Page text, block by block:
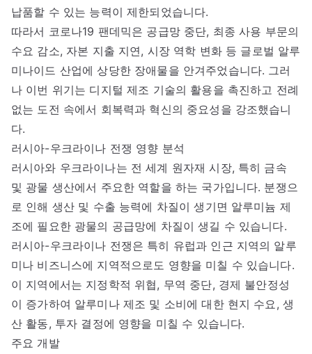
납품할 수 있는 능력이 제한되었습니다.
따라서 코로나19 팬데믹은 공급망 중단, 최종 사용 부문의
수요 감소, 자본 지출 지연, 시장 역학 변화 등 글로벌 알루
미나이드 산업에 상당한 장애물을 안겨주었습니다. 그러
나 이번 위기는 디지털 제조 기술의 활용을 촉진하고 전례
없는 도전 속에서 회복력과 혁신의 중요성을 강조했습니
다.
러시아-우크라이나 전쟁 영향 분석
러시아와 우크라이나는 전 세계 원자재 시장, 특히 금속
및 광물 생산에서 주요한 역할을 하는 국가입니다. 분쟁으
로 인해 생산 및 수출 능력에 차질이 생기면 알루미늄 제
조에 필요한 광물의 공급망에 차질이 생길 수 있습니다.
러시아-우크라이나 전쟁은 특히 유럽과 인근 지역의 알루
미나 비즈니스에 지역적으로도 영향을 미칠 수 있습니다.
이 지역에서는 지정학적 위협, 무역 중단, 경제 불안정성
이 증가하여 알루미나 제조 및 소비에 대한 현지 수요, 생
산 활동, 투자 결정에 영향을 미칠 수 있습니다.
주요 개발